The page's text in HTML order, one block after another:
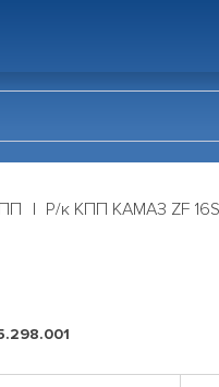
Р/к КПП КАМАЗ ZF